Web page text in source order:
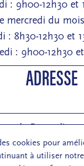
cookies pour
à utiliser
: 9h00-12h30 et
mercredi du
: 8h30-12h30 et
: 9h00-12h30
ADRESSE
de Pontarlier
des Martelots
(at)